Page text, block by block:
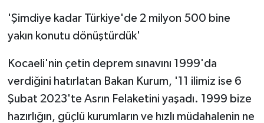
'Şimdiye kadar Türkiye'de 2 milyon 500 bine
yakın konutu dönüştürdük'
Kocaeli'nin çetin deprem sınavını 1999'da
verdiğini hatırlatan Bakan Kurum, '11 ilimiz ise 6
Şubat 2023'te Asrın Felaketini yaşadı. 1999 bize
hazırlığın, güçlü kurumların ve hızlı müdahalenin ne